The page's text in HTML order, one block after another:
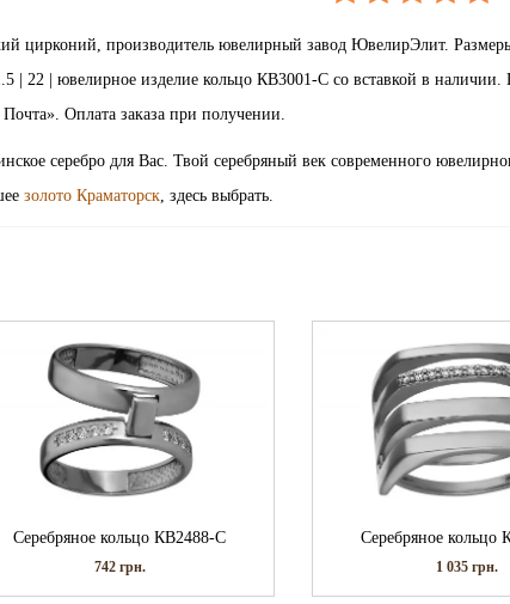
цирконий, производитель ювелирный завод ЮвелирЭлит.
| 22 | ювелирное изделие кольцо КВ3001-С со вставкой в наличии.
Оплата заказа при получении.
серебро для Вас. Твой серебряный век современного
золото Краматорск, здесь выбрать.
Серебряное кольцо КВ2488-С
742 грн.
Серебряное кольцо
1 035 грн.